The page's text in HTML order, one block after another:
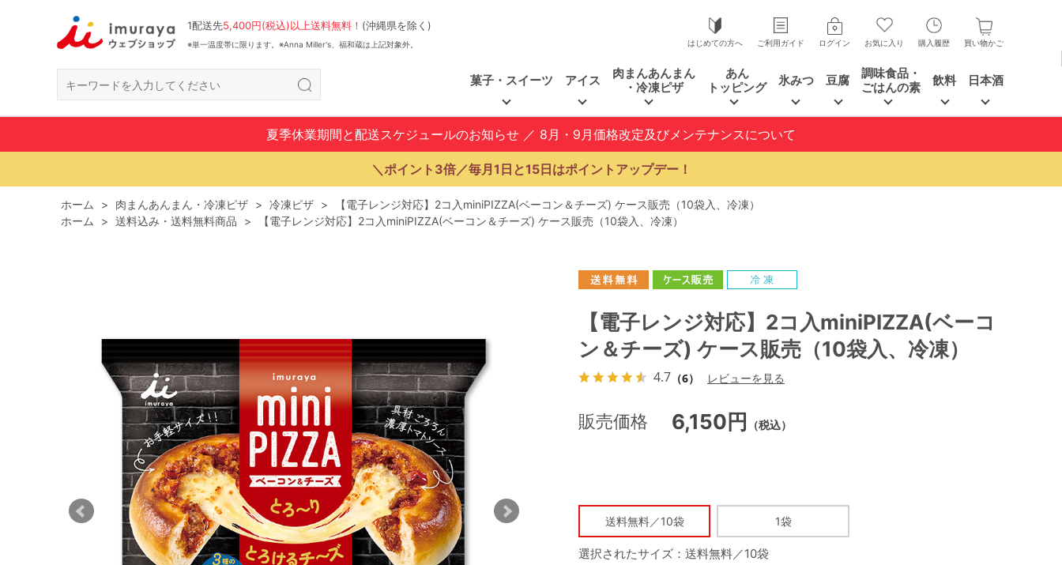
1配送先5,400円(税込)以上送料無料！ (沖縄県を除く)
※単一温度帯に限ります。※Anna Miller's、福和蔵は上記対象外。 はじめての方へ ご利用ガイド ログイン お気に入り 購入履歴 買い物かご
菓子・スイーツ アイス
肉まんあんまん
・冷凍ピザ
あん
トッピング
氷みつ 豆腐
調味食品・
ごはんの素
飲料 日本酒
夏季休業期間と配送スケジュールのお知らせ ／ 8月・9月価格改定及びメンテナンスについて
＼ポイント3倍／毎月1日と15日はポイントアップデー！
ホーム > 肉まんあんまん・冷凍ピザ > 冷凍ピザ >
【電子レンジ対応】2コ入miniPIZZA(ベーコン＆チーズ) ケース販売（10袋入、冷凍）
ホーム
> 送料込み・送料無料商品 > 【電子レンジ対応】2コ入miniPIZZA(ベーコン＆チーズ) ケース販売（10袋入、冷凍）
【電子レンジ対応】2コ入miniPIZZA(ベーコ
ン＆チーズ) ケース販売（10袋入、冷凍）
4.7 （6） レビューを見る
販売価格 6,150円 （税込）
送料無料／10袋 1袋
選択されたサイズ：送料無料／10袋